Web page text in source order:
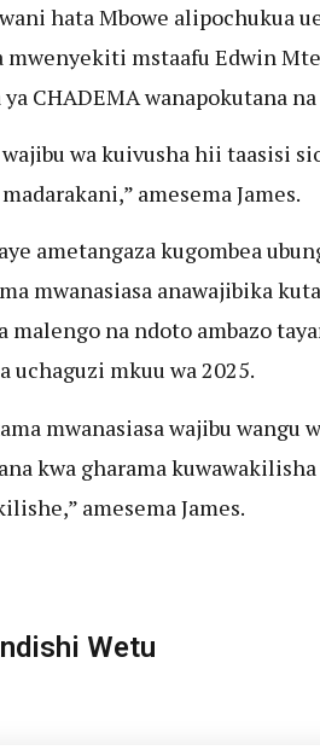
hata Mbowe alipochukua
mstaafu Edwin
ya CHADEMA
wajibu wa kuivusha hii taasisi
amesema James.
ametangaza kugombea
mwanasiasa anawajibika
malengo na ndoto ambazo
uchaguzi mkuu wa 2025.
mwanasiasa wajibu wangu
kwa gharama
amesema James.
Wetu